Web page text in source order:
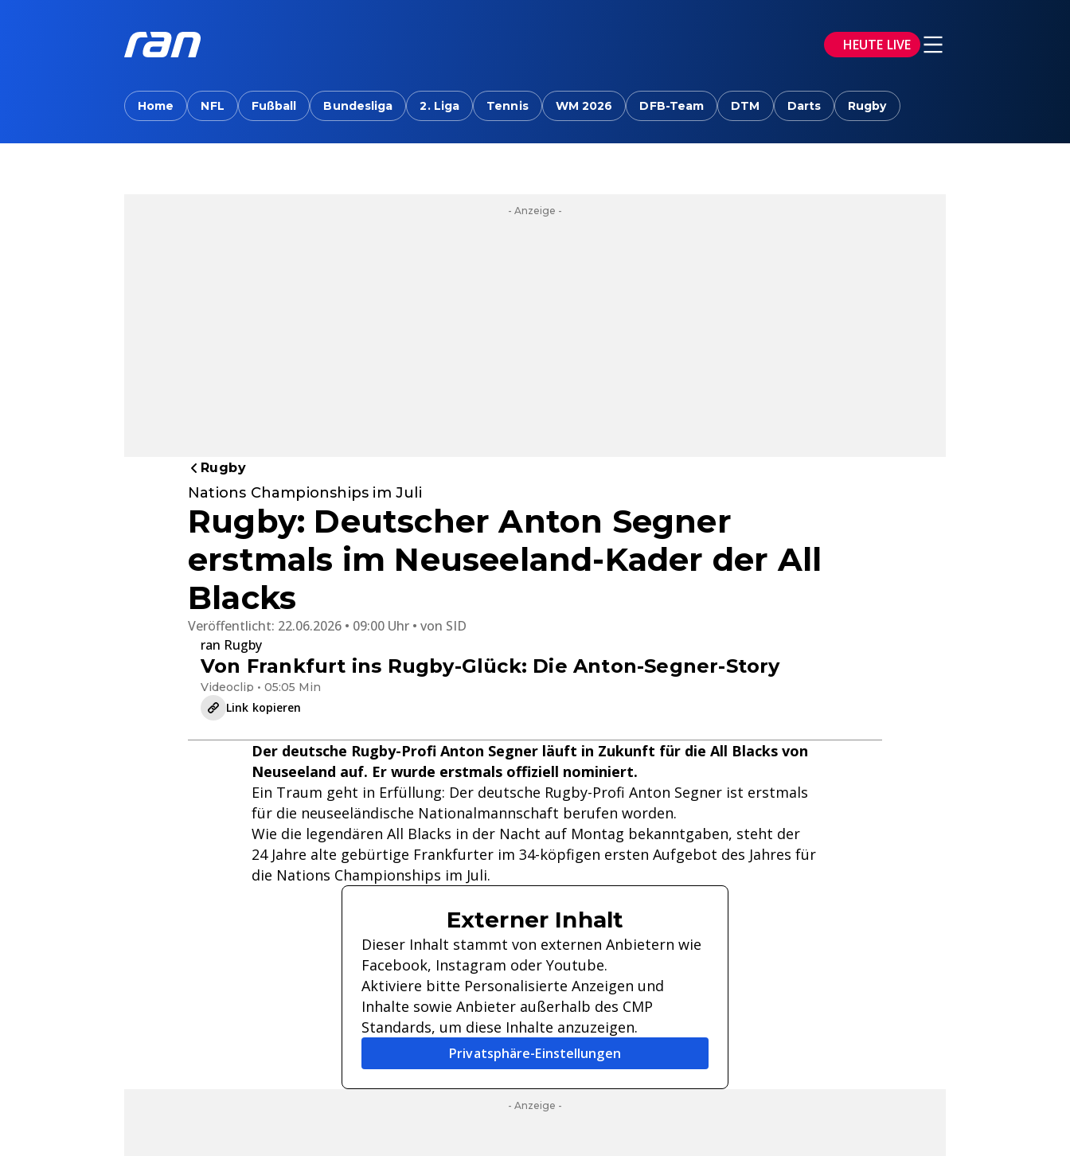
HEUTE LIVE
Home NFL Fußball Bundesliga 2. Liga Tennis WM 2026 DFB-Team DTM Darts Rugby
- Anzeige -
Rugby
Nations Championships im Juli
Rugby: Deutscher Anton Segner
erstmals im Neuseeland-Kader der All
Blacks
Veröffentlicht: 22.06.2026 • 09:00 Uhr von SID
ran Rugby
Von Frankfurt ins Rugby-Glück: Die Anton-Segner-Story
Videoclip • 05:05 Min
Link kopieren
Der deutsche Rugby-Profi Anton Segner läuft in Zukunft für die All Blacks von
Neuseeland auf. Er wurde erstmals offiziell nominiert.
Ein Traum geht in Erfüllung: Der deutsche Rugby-Profi Anton Segner ist erstmals
für die neuseeländische Nationalmannschaft berufen worden.
Wie die legendären All Blacks in der Nacht auf Montag bekanntgaben, steht der
24 Jahre alte gebürtige Frankfurter im 34-köpfigen ersten Aufgebot des Jahres für
die Nations Championships im Juli.
Externer Inhalt
Dieser Inhalt stammt von externen Anbietern wie
Facebook, Instagram oder Youtube.
Aktiviere bitte Personalisierte Anzeigen und
Inhalte sowie Anbieter außerhalb des CMP
Standards, um diese Inhalte anzuzeigen.
Privatsphäre-Einstellungen
- Anzeige -